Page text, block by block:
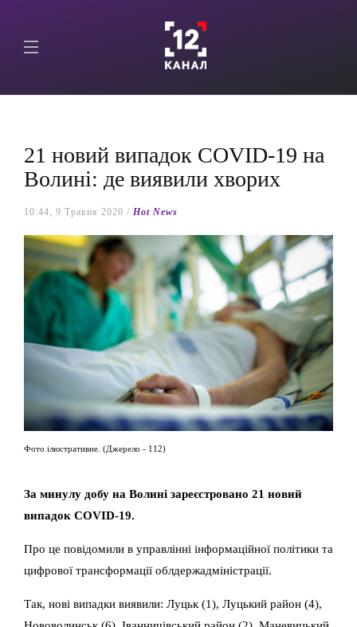
21 новий випадок COVID-19 на
Волині: де виявили хворих
10:44, 9 Травня 2020 / Hot News
Фото ілюстративне. (Джерело - 112)
За минулу добу на Волині зареєстровано 21 новий
випадок COVID-19.
Про це повідомили в управлінні інформаційної політики та
цифрової трансформації облдержадміністрації.
Так, нові випадки виявили: Луцьк (1), Луцький район (4),